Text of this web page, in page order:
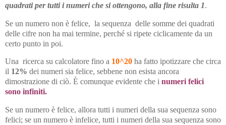
quadrati per tutti i numeri che si ottengono, alla fine risulta 1.
Se un numero non è felice, la sequenza delle somme dei quadrati
delle cifre non ha mai termine, perché si ripete ciclicamente da un
certo punto in poi.
Una ricerca su calcolatore fino a 10^20 ha fatto ipotizzare che circa
il 12% dei numeri sia felice, sebbene non esista ancora
dimostrazione di ciò. È comunque evidente che i numeri felici
sono infiniti.
Se un numero è felice, allora tutti i numeri della sua sequenza sono
felici; se un numero è infelice, tutti i numeri della sua sequenza sono